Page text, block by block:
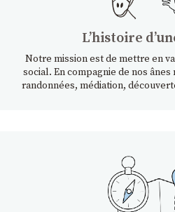
Lʼhistoire
Notre mission est de mettre en
social. En compagnie de nos
randonnées, médiation,